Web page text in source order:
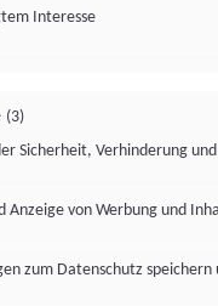
Interesse
(3)
Sicherheit, Verhinderung
Anzeige von Werbung und
zum Datenschutz